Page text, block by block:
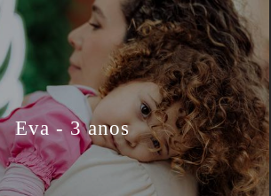
Eva - 3 anos